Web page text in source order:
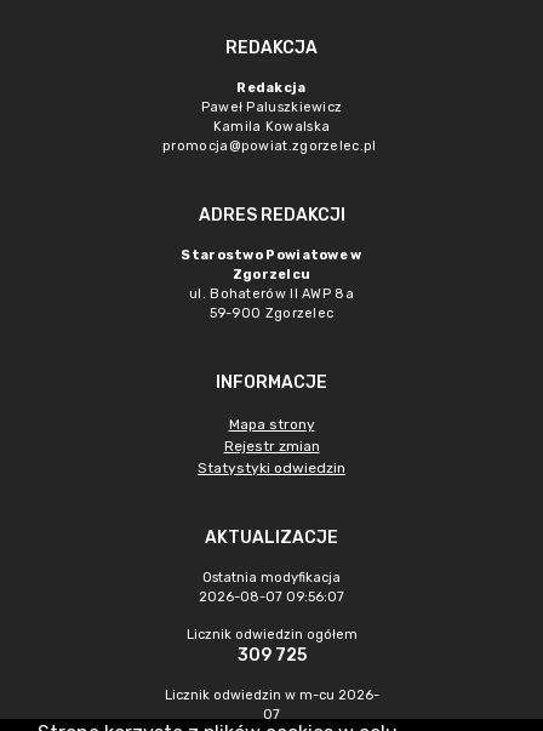
REDAKCJA
Redakcja
Paweł Paluszkiewicz
Kamila Kowalska
promocja@powiat.zgorzelec.pl
ADRES REDAKCJI
Starostwo Powiatowe w
Zgorzelcu
ul. Bohaterów II AWP 8a
59-900 Zgorzelec
INFORMACJE
Mapa strony
Rejestr zmian
Statystyki odwiedzin
AKTUALIZACJE
Ostatnia modyfikacja
2026-08-07 09:56:07
Licznik odwiedzin ogółem
309 725
Licznik odwiedzin w m-cu 2026-
07